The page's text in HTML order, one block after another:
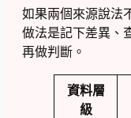
如果兩個來源說法
做法是記下差異、
再做判斷。
資料層
級